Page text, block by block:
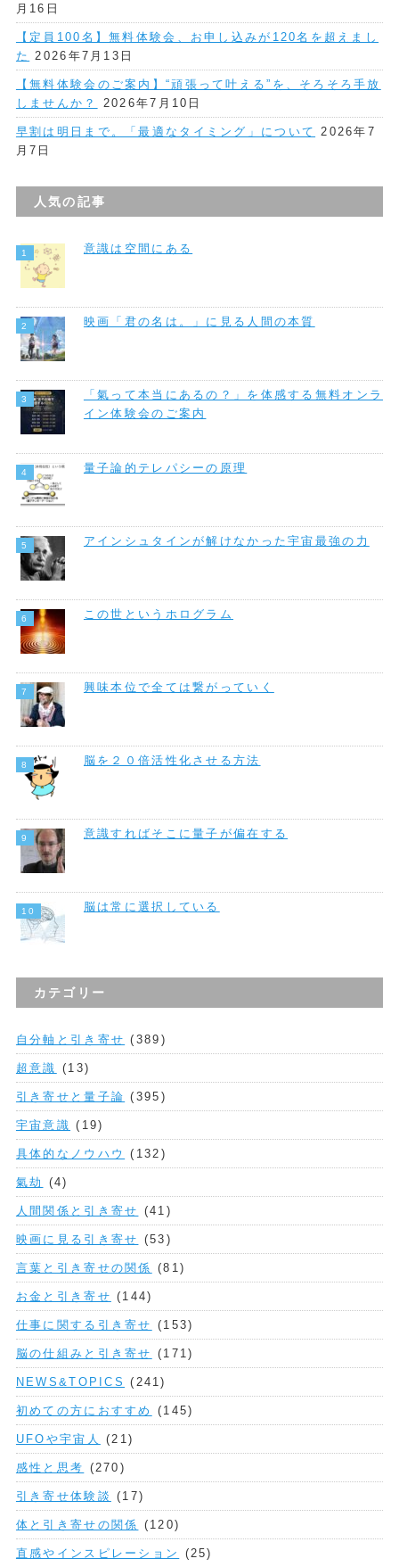
月16日
【定員100名】無料体験会、お申し込みが120名を超えまし
た
2026年7月13日
【無料体験会のご案内】“頑張って叶える”を、そろそろ手放
しませんか？
2026年7月10日
早割は明日まで。「最適なタイミング」について
2026年7
月7日
人気の記事
意識は空間にある
映画「君の名は。」に見る人間の本質
「氣って本当にあるの？」を体感する無料オンラ
イン体験会のご案内
量子論的テレパシーの原理
アインシュタインが解けなかった宇宙最強の力
この世というホログラム
興味本位で全ては繋がっていく
脳を２０倍活性化させる方法
意識すればそこに量子が偏在する
脳は常に選択している
カテゴリー
自分軸と引き寄せ (389)
超意識 (13)
引き寄せと量子論 (395)
宇宙意識 (19)
具体的なノウハウ (132)
氣劫 (4)
人間関係と引き寄せ (41)
映画に見る引き寄せ (53)
言葉と引き寄せの関係 (81)
お金と引き寄せ (144)
仕事に関する引き寄せ (153)
脳の仕組みと引き寄せ (171)
NEWS&TOPICS (241)
初めての方におすすめ (145)
UFOや宇宙人 (21)
感性と思考 (270)
引き寄せ体験談 (17)
体と引き寄せの関係 (120)
直感やインスピレーション (25)